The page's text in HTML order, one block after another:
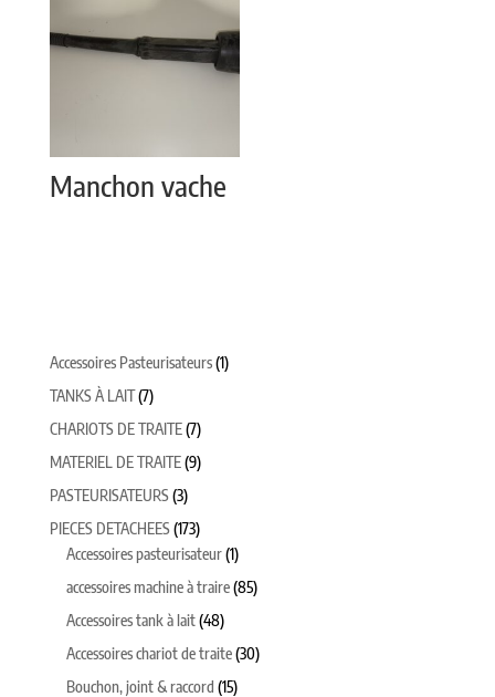
Manchon vache
Accessoires Pasteurisateurs 11
TANKS À LAIT 77
produits
CHARIOTS DE TRAITE 77
produits
MATERIEL DE TRAITE 99
PASTEURISATEURS 33
produits
PIECES DETACHEES 173173
produits
Accessoires pasteurisateur 11
produit
accessoires machine à traire 8585
Accessoires tank à lait 4848
produits
Accessoires chariot de traite 3030
Bouchon, joint & raccord 1515